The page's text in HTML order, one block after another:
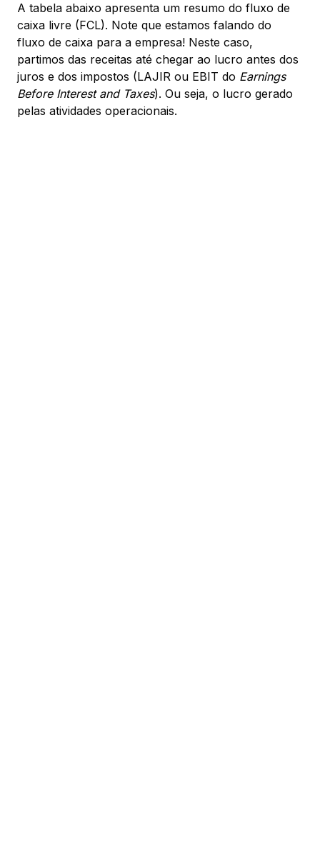
A tabela abaixo apresenta um resumo do fluxo de
caixa livre (FCL). Note que estamos falando do
fluxo de caixa para a empresa! Neste caso,
partimos das receitas até chegar ao lucro antes dos
juros e dos impostos (LAJIR ou EBIT do Earnings
Before Interest and Taxes). Ou seja, o lucro gerado
pelas atividades operacionais.